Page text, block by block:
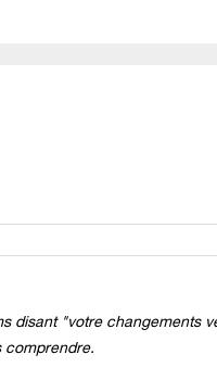
disant "votre changements
comprendre.